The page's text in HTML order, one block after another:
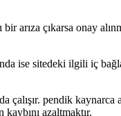
arıza çıkarsa onay
ise sitedeki ilgili iç
pendik kaynarca
azaltmaktır.